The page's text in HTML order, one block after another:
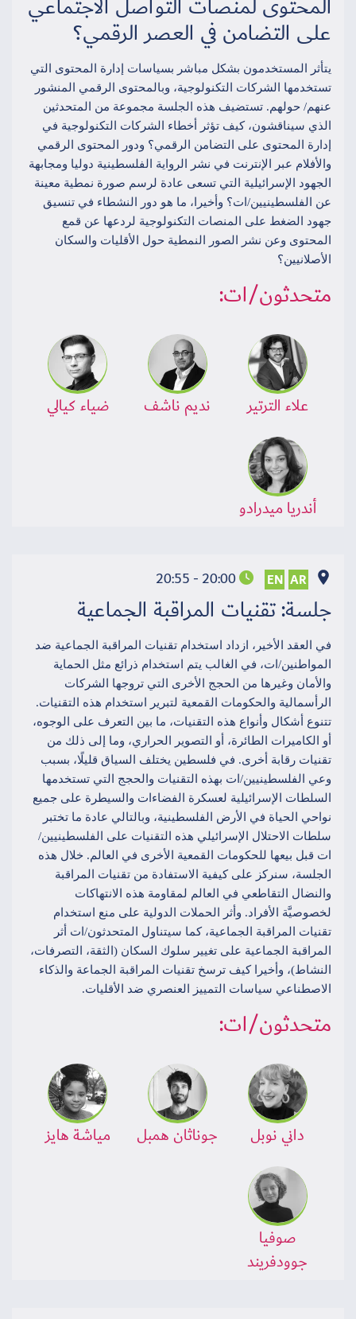
على التضامن في العصر الرقمي؟
يتأثر المستخدمون بشكل مباشر بسياسات إدارة المحتوى التي
تستخدمها الشركات التكنولوجية، وبالمحتوى الرقمي المنشور
عنهم/ حولهم. تستضيف هذه الجلسة مجموعة من المتحدثين
الذي سيناقشون، كيف تؤثر أخطاء الشركات التكنولوجية في
إدارة المحتوى على التضامن الرقمي؟ ودور المحتوى الرقمي
والأفلام عبر الإنترنت في نشر الرواية الفلسطينية دوليا ومجابهة
الجهود الإسرائيلية التي تسعى عادة لرسم صورة نمطية معينة
عن الفلسطينيين/ات؟ وأخيرا، ما هو دور النشطاء في تنسيق
جهود الضغط على المنصات التكنولوجية لردعها عن قمع
المحتوى وعن نشر الصور النمطية حول الأقليات والسكان
الأصلانيين؟
متحدثون/ات:
علاء الترتير نديم ناشف ضياء كيالي
أندريا ميدرادو
AR
EN
20:00 - 20:55
جلسة: تقنيات المراقبة الجماعية
في العقد الأخير، ازداد استخدام تقنيات المراقبة الجماعية ضد
المواطنين/ات، في الغالب يتم استخدام ذرائع مثل الحماية
والأمان وغيرها من الحجج الأخرى التي تروجها الشركات
الرأسمالية والحكومات القمعية لتبرير استخدام هذه التقنيات.
تتنوع أشكال وأنواع هذه التقنيات، ما بين التعرف على الوجوه،
أو الكاميرات الطائرة، أو التصوير الحراري، وما إلى ذلك من
تقنيات رقابة أخرى. في فلسطين يختلف السياق قليلًا، بسبب
وعي الفلسطينيين/ات بهذه التقنيات والحجج التي تستخدمها
السلطات الإسرائيلية لعسكرة الفضاءات والسيطرة على جميع
نواحي الحياة في الأرض الفلسطينية، وبالتالي عادة ما تختبر
سلطات الاحتلال الإسرائيلي هذه التقنيات على الفلسطينيين/
ات قبل بيعها للحكومات القمعية الأخرى في العالم. خلال هذه
الجلسة، سنركز على كيفية الاستفادة من تقنيات المراقبة
والنضال التقاطعي في العالم لمقاومة هذه الانتهاكات
لخصوصيَّة الأفراد. وأثر الحملات الدولية على منع استخدام
تقنيات المراقبة الجماعية، كما سيتناول المتحدثون/ات أثر
المراقبة الجماعية على تغيير سلوك السكان (الثقة، التصرفات،
النشاط)، وأخيرا كيف ترسخ تقنيات المراقبة الجماعة والذكاء
الاصطناعي سياسات التمييز العنصري ضد الأقليات.
متحدثون/ات:
داني نوبل جوناثان همبل مياشة هايز
صوفيا
جوودفريند